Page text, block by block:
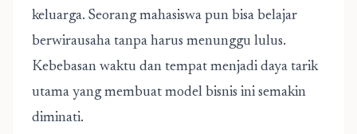
keluarga. Seorang mahasiswa pun bisa belajar
berwirausaha tanpa harus menunggu lulus.
Kebebasan waktu dan tempat menjadi daya tarik
utama yang membuat model bisnis ini semakin
diminati.